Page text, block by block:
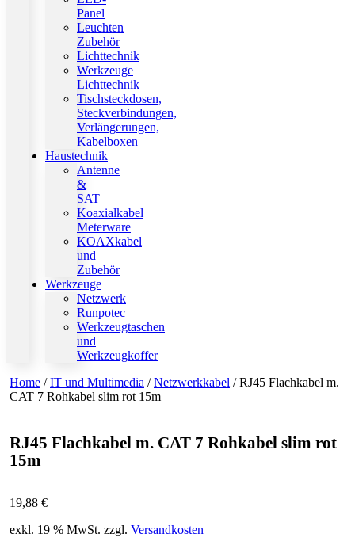
Panel
Leuchten
Zubehör
Lichttechnik
Werkzeuge
Lichttechnik
Tischsteckdosen,
Steckverbindungen,
Verlängerungen,
Kabelboxen
Haustechnik
Antenne
&
SAT
Koaxialkabel
Meterware
KOAXkabel
und
Zubehör
Werkzeuge
Netzwerk
Runpotec
Werkzeugtaschen
und
Werkzeugkoffer
Home /IT und Multimedia /Netzwerkkabel / RJ45 Flachkabel m.
CAT 7 Rohkabel slim rot 15m
RJ45 Flachkabel m. CAT 7 Rohkabel slim rot
15m
19,88 €
exkl. 19 % MwSt. zzgl. Versandkosten